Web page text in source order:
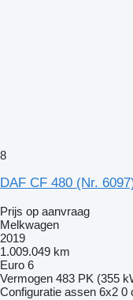
8
DAF CF 480 (Nr.
Prijs op aanvraag
Melkwagen
2019
1.009.049 km
Euro 6
Vermogen 483 PK (355
Configuratie assen 6x2 0